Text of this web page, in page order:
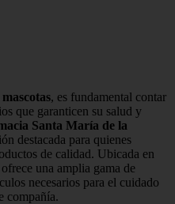
mascotas, es fundamental contar
que garanticen su salud y
Santa María de la
destacada para quienes
de calidad. Ubicada en
una amplia gama de
necesarios para el cuidado
compañía.